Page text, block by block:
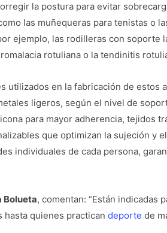
la postura para evitar
las muñequeras para tenistas o
ejemplo, las rodilleras con soporte
rotuliana o la tendinitis
utilizados en la fabricación de
ligeros, según el nivel de
para mayor adherencia, tejidos
que optimizan la sujeción y
individuales de cada persona,
Bolueta, comentan: “Están indicadas
hasta quienes practican deporte de